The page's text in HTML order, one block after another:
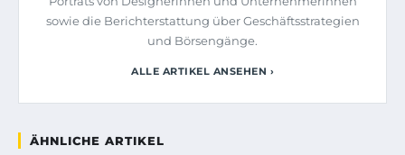
sowie die Berichterstattung über Geschäftsstrategien
und Börsengänge.
ALLE ARTIKEL ANSEHEN ›
ÄHNLICHE ARTIKEL